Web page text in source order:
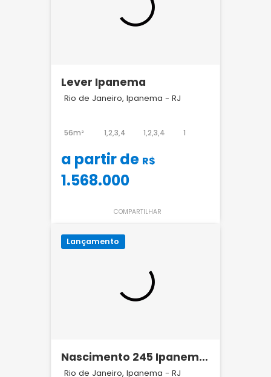
Lever Ipanema
Rio de Janeiro, Ipanema - RJ
56m² 1,2,3,4 1,2,3,4 1
a partir de R$
1.568.000
COMPARTILHAR
Lançamento
Nascimento 245 Ipanema
Piimo
Rio de Janeiro, Ipanema - RJ